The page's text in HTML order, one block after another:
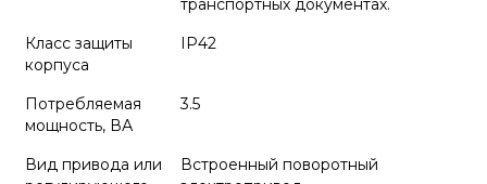
транспортных документах.
Класс защиты
корпуса
IP42
Потребляемая
мощность, ВА
3.5
Вид привода или
Встроенный поворотный